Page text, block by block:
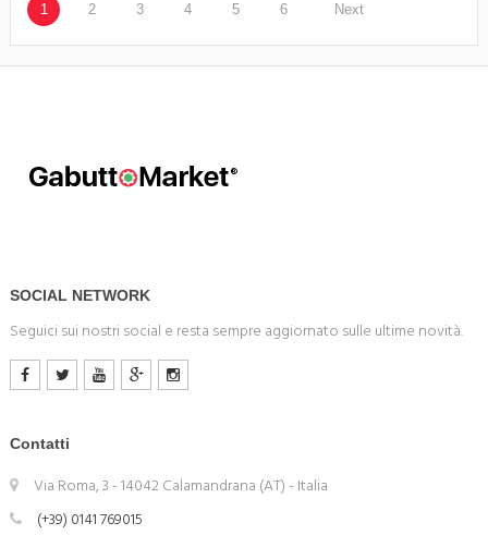
1 2 3 4 5 6 Next
SOCIAL NETWORK
Seguici sui nostri social e resta sempre aggiornato sulle ultime novità.
Contatti
Via Roma, 3 - 14042 Calamandrana (AT) - Italia
(+39) 0141 769015